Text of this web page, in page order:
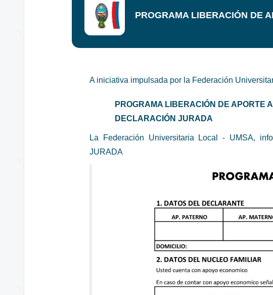
PROGRAMA LIBERACIÓN DE
A iniciativa impulsada por la Federación
PROGRAMA LIBERACIÓN DE APORTE
DECLARACIÓN JURADA
La Federación Universitaria Local - UMSA,
JURADA